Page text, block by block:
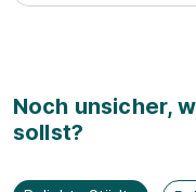
Noch unsicher,
sollst?